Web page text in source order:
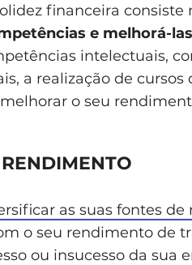
financeira
e melhorá-las
intelectuais,
a realização de cursos
o seu
as suas fontes
o seu rendimento de
ou insucesso da sua